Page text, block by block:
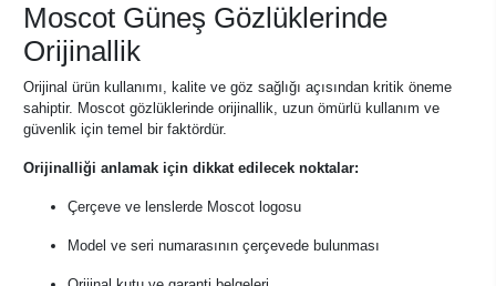
Moscot Güneş Gözlüklerinde
Orijinallik
Orijinal ürün kullanımı, kalite ve göz sağlığı açısından kritik öneme
sahiptir. Moscot gözlüklerinde orijinallik, uzun ömürlü kullanım ve
güvenlik için temel bir faktördür.
Orijinalliği anlamak için dikkat edilecek noktalar:
Çerçeve ve lenslerde Moscot logosu
Model ve seri numarasının çerçevede bulunması